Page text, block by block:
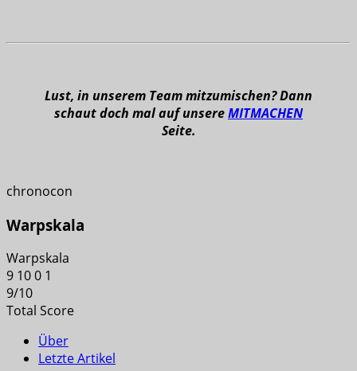
Lust, in unserem Team mitzumischen? Dann
schaut doch mal auf unsereMITMACHEN
Seite.
chronocon
Warpskala
Warpskala
9 100 1
9/10
Total Score
Über
Letzte Artikel